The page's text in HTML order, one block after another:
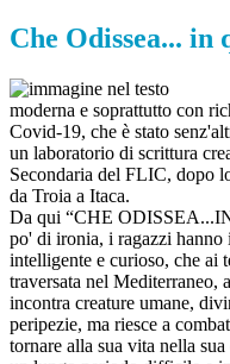
Che Odissea... in
moderna e soprattutto con
Covid-19, che è stato
un laboratorio di scrittura
Secondaria del FLIC, dopo
da Troia a Itaca.
Da qui “CHE
po' di ironia, i ragazzi hanno
intelligente e curioso, che ai
traversata nel Mediterraneo,
incontra creature umane,
peripezie, ma riesce a
tornare alla sua vita nella